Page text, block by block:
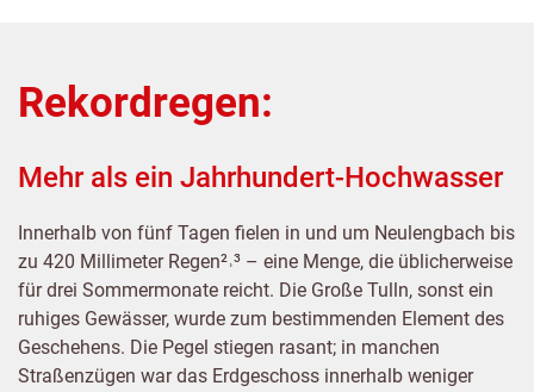
Rekordregen:
Mehr als ein Jahrhundert-Hochwasser
Innerhalb von fünf Tagen fielen in und um Neulengbach bis
zu 420 Millimeter Regen²˒³ – eine Menge, die üblicherweise
für drei Sommermonate reicht. Die Große Tulln, sonst ein
ruhiges Gewässer, wurde zum bestimmenden Element des
Geschehens. Die Pegel stiegen rasant; in manchen
Straßenzügen war das Erdgeschoss innerhalb weniger